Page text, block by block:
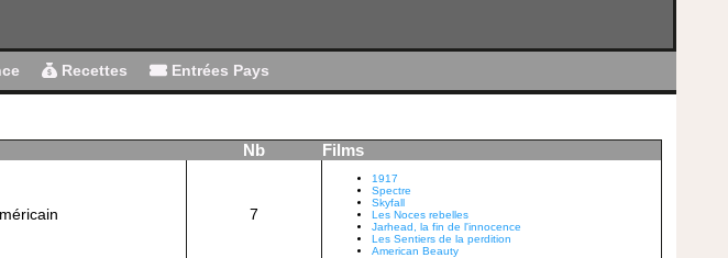
Recettes Entrées Pays
Nb Films
7
1917
Spectre
Skyfall
Les Noces rebelles
Jarhead, la fin de l'innocence
Les Sentiers de la perdition
American Beauty